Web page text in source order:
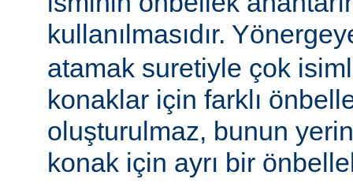
kullanılmasıdır.
atamak suretiyle çok
konaklar için farklı
oluşturulmaz, bunun
konak için ayrı bir